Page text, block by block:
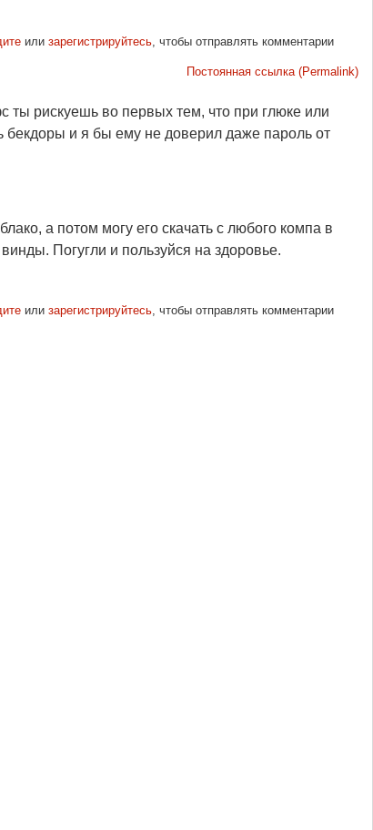
или зарегистрируйтесь, чтобы отправлять комментарии
Постоянная ссылка (Permalink)
рискуешь во первых тем, что при глюке или
и я бы ему не доверил даже пароль от
а потом могу его скачать с любого компа в
Погугли и пользуйся на здоровье.
или зарегистрируйтесь, чтобы отправлять комментарии